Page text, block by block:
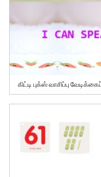
கிட்டி புக்ஸ் வாசிப்பு